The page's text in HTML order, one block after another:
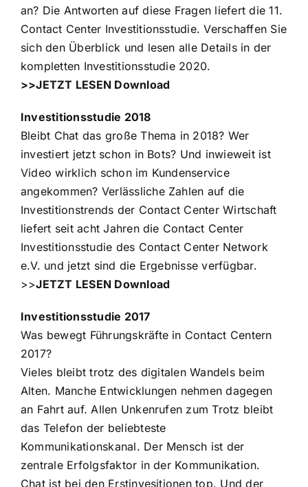
an? Die Antworten auf diese Fragen liefert die 11.
Contact Center Investitionsstudie. Verschaffen Sie
sich den Überblick und lesen alle Details in der
kompletten Investitionsstudie 2020.
>>JETZT LESEN Download
Investitionsstudie 2018
Bleibt Chat das große Thema in 2018? Wer
investiert jetzt schon in Bots? Und inwieweit ist
Video wirklich schon im Kundenservice
angekommen? Verlässliche Zahlen auf die
Investitionstrends der Contact Center Wirtschaft
liefert seit acht Jahren die Contact Center
Investitionsstudie des Contact Center Network
e.V. und jetzt sind die Ergebnisse verfügbar.
>>JETZT LESEN Download
Investitionsstudie 2017
Was bewegt Führungskräfte in Contact Centern
2017?
Vieles bleibt trotz des digitalen Wandels beim
Alten. Manche Entwicklungen nehmen dagegen
an Fahrt auf. Allen Unkenrufen zum Trotz bleibt
das Telefon der beliebteste
Kommunikationskanal. Der Mensch ist der
zentrale Erfolgsfaktor in der Kommunikation.
Chat ist bei den Erstinvesitionen top. Und der